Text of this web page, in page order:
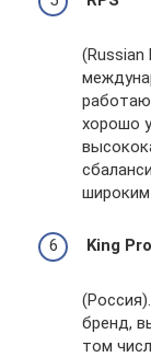
хорошо
широким
King
бренд,
том